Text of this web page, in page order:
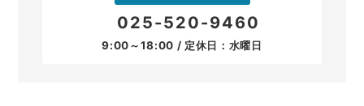
025-520-9460
9:00～18:00 / 定休日：水曜日